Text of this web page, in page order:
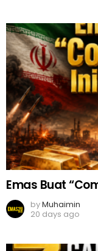
Emas Buat
byMuhaimin
20 days ago